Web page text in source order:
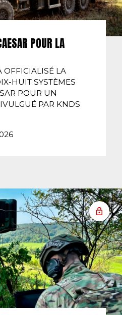
POUR LA
OFFICIALISÉ LA
HUIT SYSTÈMES
POUR UN
PAR KNDS